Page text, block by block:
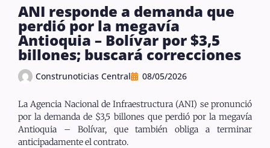
ANI responde a demanda que
perdió por la megavía
Antioquia – Bolívar por $3,5
billones; buscará correcciones
Construnoticias Central 08/05/2026
La Agencia Nacional de Infraestructura (ANI) se pronunció
por la demanda de $3,5 billones que perdió por la megavía
Antioquia – Bolívar, que también obliga a terminar
anticipadamente el contrato.